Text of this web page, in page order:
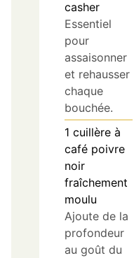
casher
Essentiel
pour
assaisonner
et rehausser
chaque
bouchée.
1 cuillère à
café poivre
noir
fraîchement
moulu
Ajoute de la
profondeur
au goût du